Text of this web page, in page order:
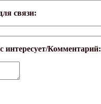
связи:
интересует/Комментарий: